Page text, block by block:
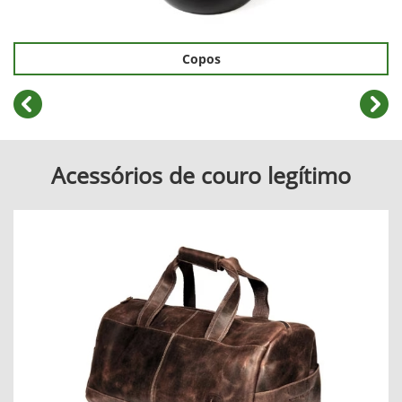
Copos
templates.template-
Acessórios de couro legítimo